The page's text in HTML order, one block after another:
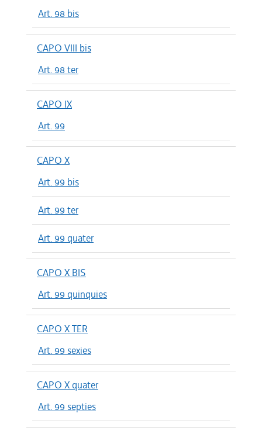
Art. 98 bis
CAPO VIII bis
Art. 98 ter
CAPO IX
Art. 99
CAPO X
Art. 99 bis
Art. 99 ter
Art. 99 quater
CAPO X BIS
Art. 99 quinquies
CAPO X TER
Art. 99 sexies
CAPO X quater
Art. 99 septies